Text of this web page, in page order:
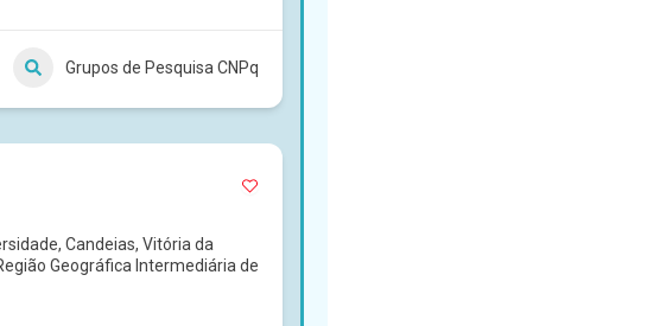
Grupos de Pesquisa CNPq
Candeias, Vitória da
Geográfica Intermediária de